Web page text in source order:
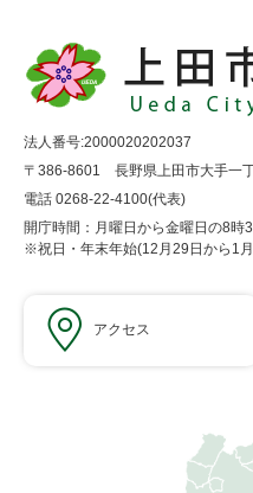
法人番号:2000020202037
〒386-8601 長野県上田市大手一
電話 0268-22-4100(代表)
開庁時間：月曜日から金曜日の8時
※祝日・年末年始(12月29日から1
アクセス